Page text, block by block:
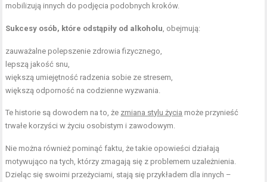
mobilizują innych do podjęcia podobnych kroków.
Sukcesy osób, które odstąpiły od alkoholu , obejmują:
zauważalne polepszenie zdrowia fizycznego,
lepszą jakość snu,
większą umiejętność radzenia sobie ze stresem,
większą odporność na codzienne wyzwania.
Te historie są dowodem na to, że zmiana stylu życia może przynieść
trwałe korzyści w życiu osobistym i zawodowym.
Nie można również pominąć faktu, że takie opowieści działają
motywująco na tych, którzy zmagają się z problemem uzależnienia.
Dzieląc się swoimi przeżyciami, stają się przykładem dla innych –